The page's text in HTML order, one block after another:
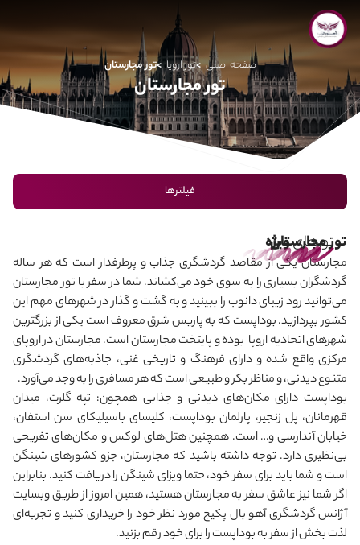
صفحه اصلی تور اروپا تور مجارستان
تور مجارستان
فیلترها
تورهایویژه
تور مجارستان
مجارستان یکی از مقاصد گردشگری جذاب و پرطرفدار است که هر ساله
گردشگران بسیاری را به سوی خود می‌کشاند. شما در سفر با تور مجارستان
میتوانید رود زیبای دانوب را ببینید و به گشت و گذار در شهرهای مهم این
کشور بپردازید. بوداپست که به پاریس شرق معروف است یکی از بزرگترین
شهرهای اتحادیه اروپا بوده و پایتخت مجارستان است. مجارستان در اروپای
مرکزی واقع شده و دارای فرهنگ و تاریخی غنی، جاذبه‌های گردشگری
متنوع دیدنی، و مناظر بکر و طبیعی است که هر مسافری را به وجد میآورد.
بوداپست دارای مکان‌های دیدنی و جذابی همچون: تپه گلرت، میدان
قهرمانان، پل زنجیر، پارلمان بوداپست، کلیسای باسیلیکای سن استفان،
خیابان‌ آندارسی و… است. همچنین هتل‌های لوکس و مکان‌های تفریحی
بی‌نظیری دارد. توجه داشته باشید که مجارستان، جزو کشورهای شینگن
است و شما باید برای سفر خود، حتما ویزای شینگن را دریافت کنید. بنابراین
اگر شما نیز عاشق سفر به مجارستان هستید، همین امروز از طریق وبسایت
آژانس گردشگری آهو بال پکیج مورد نظر خود را خریداری کنید و تجربه‌ای
لذت بخش از سفر به بوداپست را برای خود رقم بزنید.